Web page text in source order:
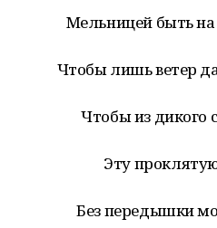
Мельницей быть
Чтобы лишь ветер
Чтобы из дикого
Эту
Без передышки